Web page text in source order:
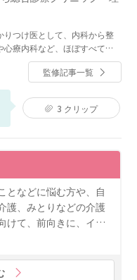
りつけ医として、内科から整
療内科など、ほぼすべての
日本の医療体制や課題につい
、地上波メディアにも出演
監修記事一覧
3 クリップ
となどに悩む方や、自
護、みとりなどの介護
けて、前向きに、イ…